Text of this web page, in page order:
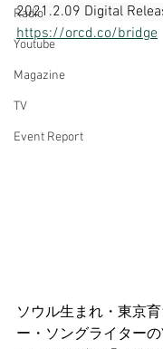
Radio
Youtube
Magazine
TV
Event Report
2021.2.09 Digital
https://orcd.co/bridge
ソウル生まれ・東京
ー・ソングライターの